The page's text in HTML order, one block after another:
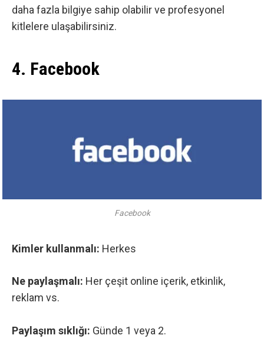
daha fazla bilgiye sahip olabilir ve profesyonel
kitlelere ulaşabilirsiniz.
4. Facebook
Facebook
Kimler kullanmalı: Herkes
Ne paylaşmalı: Her çeşit online içerik, etkinlik,
reklam vs.
Paylaşım sıklığı: Günde 1 veya 2.